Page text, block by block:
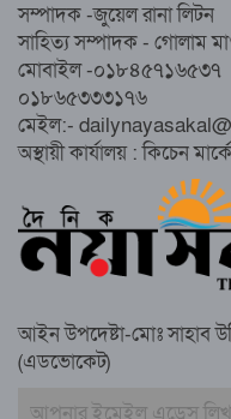
সম্পন্ন,
জুলাই’
স্মরণ
সম্পাদক -জুয়েল রানা লিটন
সাহিত্য সম্পাদক - গোলাম
মোবাইল -০১৮৪৫৭১৬৫৩৭
০১৮৬৫৩৩৩১৭৬
মেইল:-
অস্থায়ী কার্যালয় : কিচেন
আইন উপদেষ্টা-মোঃ সাহাব
(এডভোকেট)